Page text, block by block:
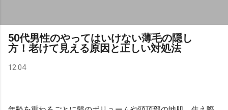
50代男性のやってはいけない薄毛の隠し
方！老けて見える原因と正しい対処法
12:04